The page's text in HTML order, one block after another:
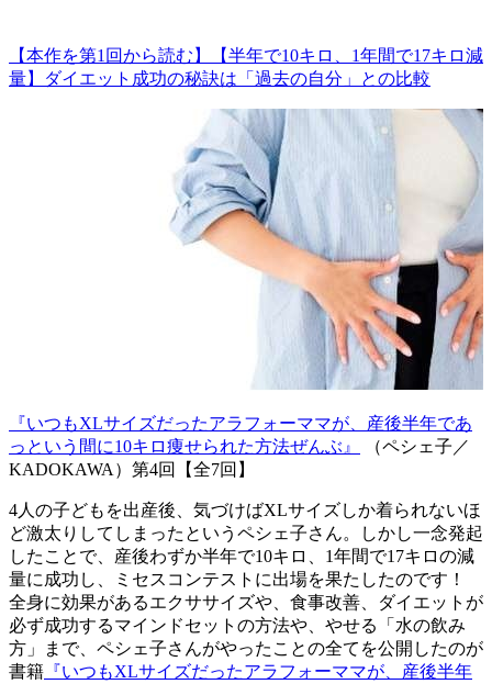
【本作を第1回から読む】【半年で10キロ、1年間で17キロ減
量】ダイエット成功の秘訣は「過去の自分」との比較
『いつもXLサイズだったアラフォーママが、産後半年であ
っという間に10キロ痩せられた方法ぜんぶ』
（ペシェ子／
KADOKAWA）第4回【全7回】
4人の子どもを出産後、気づけばXLサイズしか着られないほ
ど激太りしてしまったというペシェ子さん。しかし一念発起
したことで、産後わずか半年で10キロ、1年間で17キロの減
量に成功し、ミセスコンテストに出場を果たしたのです！
全身に効果があるエクササイズや、食事改善、ダイエットが
必ず成功するマインドセットの方法や、やせる「水の飲み
方」まで、ペシェ子さんがやったことの全てを公開したのが
書籍 『いつもXLサイズだったアラフォーママが、産後半年